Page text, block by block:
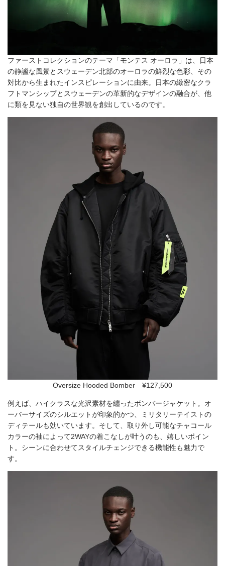
ファーストコレクションのテーマ「モンテス オーロラ」は、日本
の静謐な風景とスウェーデン北部のオーロラの鮮烈な色彩、その
対比から生まれたインスピレーションに由来。日本の緻密なクラ
フトマンシップとスウェーデンの革新的なデザインの融合が、他
に類を見ない独自の世界観を創出しているのです。
Oversize Hooded Bomber ¥127,500
例えば、ハイクラスな光沢素材を纏ったボンバージャケット。オ
ーバーサイズのシルエットが印象的かつ、ミリタリーテイストの
ディテールも効いています。そして、取り外し可能なチャコール
カラーの袖によって2WAYの着こなしが叶うのも、嬉しいポイン
ト。シーンに合わせてスタイルチェンジできる機能性も魅力で
す。